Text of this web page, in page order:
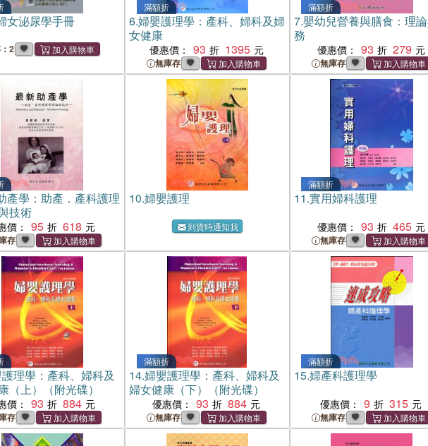
女泌尿學手冊
2
滿額折
6.婦嬰護理學：產科、婦科及婦
女健康
優惠價： 93 1395
無庫存
滿額折
7.嬰幼兒營養與膳食：理
務
優惠價： 93 279
無庫存
產學：助產．產科護理
技術
價： 95 618
存
10.婦嬰護理
到貨時通知我
滿額折
11.實用婦科護理
優惠價： 93 465
無庫存
理學：產科、婦科及
（上）（附光碟）
價： 93 884
存
滿額折
14.婦嬰護理學：產科、婦科及
婦女健康（下）（附光碟）
優惠價： 93 884
無庫存
滿額折
15.婦產科護理學
優惠價： 9 315
無庫存